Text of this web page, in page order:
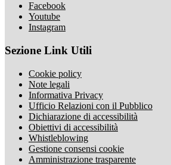
Facebook
Youtube
Instagram
Sezione Link Utili
Cookie policy
Note legali
Informativa Privacy
Ufficio Relazioni con il Pubblico
Dichiarazione di accessibilità
Obiettivi di accessibilità
Whistleblowing
Gestione consensi cookie
Amministrazione trasparente